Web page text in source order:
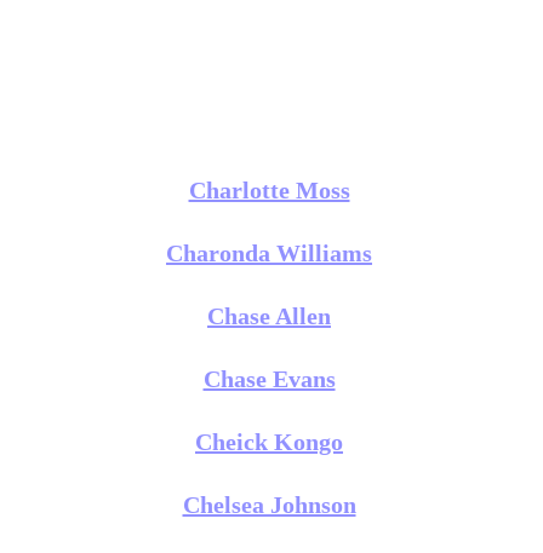
Charlotte Moss
Charonda Williams
Chase Allen
Chase Evans
Cheick Kongo
Chelsea Johnson